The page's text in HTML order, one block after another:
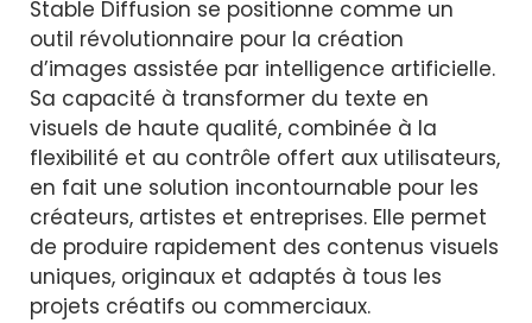
Stable Diffusion se positionne comme un
outil révolutionnaire pour la création
d’images assistée par intelligence artificielle.
Sa capacité à transformer du texte en
visuels de haute qualité, combinée à la
flexibilité et au contrôle offert aux utilisateurs,
en fait une solution incontournable pour les
créateurs, artistes et entreprises. Elle permet
de produire rapidement des contenus visuels
uniques, originaux et adaptés à tous les
projets créatifs ou commerciaux.